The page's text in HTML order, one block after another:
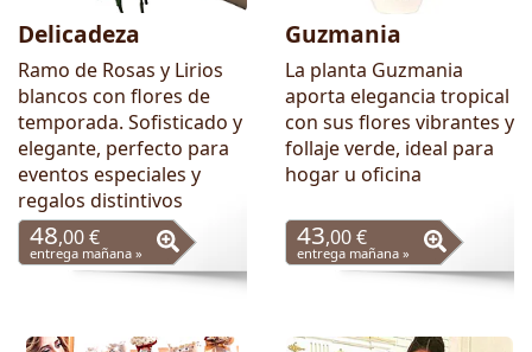
Delicadeza
Ramo de Rosas y Lirios
blancos con flores de
temporada. Sofisticado y
elegante, perfecto para
eventos especiales y
regalos distintivos
48,00 €
entrega mañana »
Guzmania
La planta Guzmania
aporta elegancia tropical
con sus flores vibrantes y
follaje verde, ideal para
hogar u oficina
43,00 €
entrega mañana »